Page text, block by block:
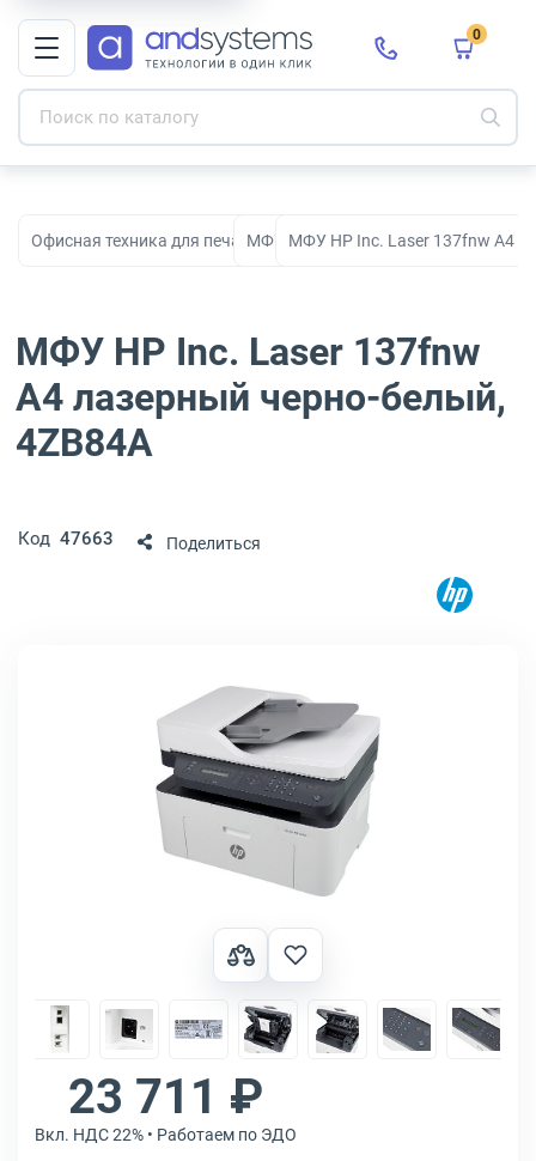
0
Офисная техника для печати, сканирования и
МФУ МФУ HP Inc. Laser 137fnw A4
МФУ HP Inc. Laser 137fnw
A4 лазерный черно-белый,
4ZB84A
Код 47663 Поделиться
23 711 ₽
Вкл. НДС 22% • Работаем по ЭДО